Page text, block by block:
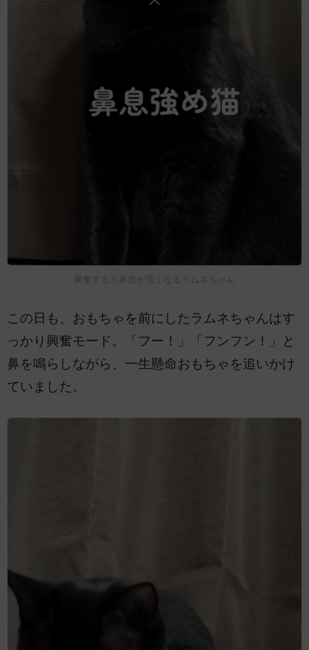
興奮すると鼻息が荒くなるラムネちゃん
この日も、おもちゃを前にしたラムネちゃんはす
っかり興奮モード。「フー！」「フンフン！」と
鼻を鳴らしながら、一生懸命おもちゃを追いかけ
ていました。